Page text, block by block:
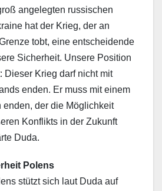
angelegten russischen
hat der Krieg, der an
tobt, eine entscheidende
Sicherheit. Unsere Position
Dieser Krieg darf nicht mit
enden. Er muss mit einem
enden, der die Möglichkeit
Konflikts in der Zukunft
Duda.
Polens
stützt sich laut Duda auf